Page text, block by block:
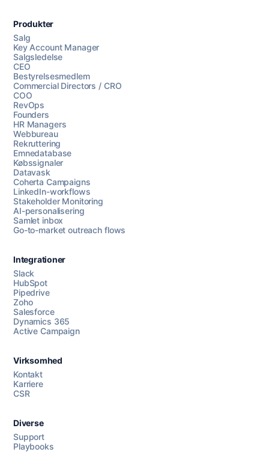
Chat med os
AI Campaign Assist
Produkter
Salg
Key Account Manager
Salgsledelse
CEO
Bestyrelsesmedlem
Commercial Directors / CRO
COO
RevOps
Founders
HR Managers
Webbureau
Rekruttering
Emnedatabase
Købssignaler
Datavask
Coherta Campaigns
LinkedIn-workflows
Stakeholder Monitoring
AI-personalisering
Samlet inbox
Go-to-market outreach flows
Integrationer
Slack
HubSpot
Pipedrive
Zoho
Salesforce
Dynamics 365
Active Campaign
Virksomhed
Kontakt
Karriere
CSR
Diverse
Support
Playbooks